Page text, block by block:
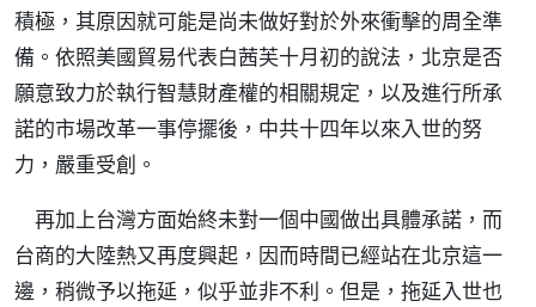
積極，其原因就可能是尚未做好對於外來衝擊的周全準
備。依照美國貿易代表白茜芙十月初的說法，北京是否
願意致力於執行智慧財產權的相關規定，以及進行所承
諾的市場改革一事停擺後，中共十四年以來入世的努
力，嚴重受創。
再加上台灣方面始終未對一個中國做出具體承諾，而
台商的大陸熱又再度興起，因而時間已經站在北京這一
邊，稍微予以拖延，似乎並非不利。但是，拖延入世也